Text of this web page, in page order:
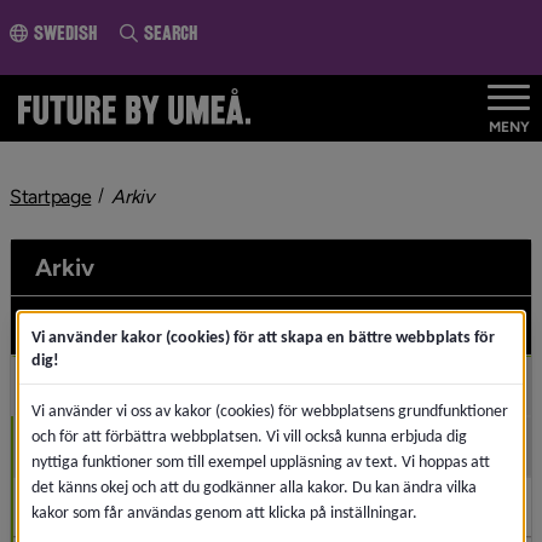
page content
Swedish Search
MENY
Startpage Arkivnivå i brödsmulenavigeringen
Arkiv
2026
2025
December (3)
November (1)
Vi använder kakor (cookies) för att skapa en bättre webbplats för
dig!
Vi använder vi oss av kakor (cookies) för webbplatsens grundfunktioner
och för att förbättra webbplatsen. Vi vill också kunna erbjuda dig
nyttiga funktioner som till exempel uppläsning av text. Vi hoppas att
det känns okej och att du godkänner alla kakor. Du kan ändra vilka
kakor som får användas genom att klicka på inställningar.